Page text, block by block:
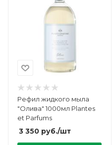
Рефил жидкого мыла
"Олива" 1000мл Plantes
et Parfums
3 350 руб./шт